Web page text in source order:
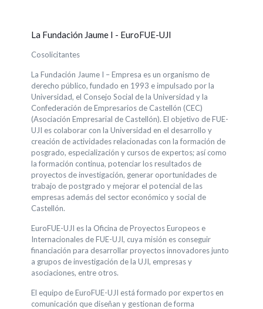
La Fundación Jaume I - EuroFUE-UJI
Cosolicitantes
La Fundación Jaume I – Empresa es un organismo de
derecho público, fundado en 1993 e impulsado por la
Universidad, el Consejo Social de la Universidad y la
Confederación de Empresarios de Castellón (CEC)
(Asociación Empresarial de Castellón). El objetivo de FUE-
UJI es colaborar con la Universidad en el desarrollo y
creación de actividades relacionadas con la formación de
posgrado, especialización y cursos de expertos; así como
la formación continua, potenciar los resultados de
proyectos de investigación, generar oportunidades de
trabajo de postgrado y mejorar el potencial de las
empresas además del sector económico y social de
Castellón.
EuroFUE-UJI es la Oficina de Proyectos Europeos e
Internacionales de FUE-UJI, cuya misión es conseguir
financiación para desarrollar proyectos innovadores junto
a grupos de investigación de la UJI, empresas y
asociaciones, entre otros.
El equipo de EuroFUE-UJI está formado por expertos en
comunicación que diseñan y gestionan de forma